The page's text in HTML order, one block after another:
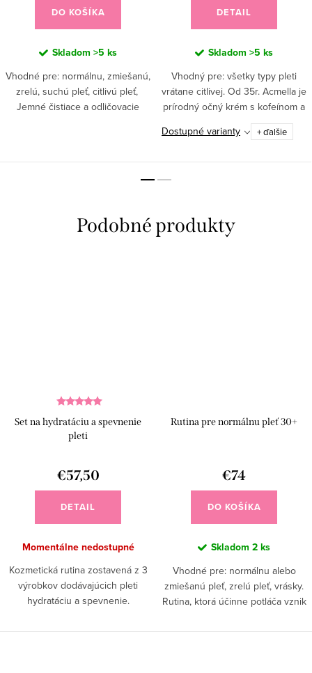
DO KOŠÍKA
Skladom >5 ks
Vhodné pre: normálnu, zmiešanú,
zrelú, suchú pleť, citlivú pleť,
Jemné čistiace a odličovacie
DETAIL
Skladom >5 ks
Vhodný pre: všetky typy pleti
vrátane citlivej. Od 35r. Acmella je
prírodný očný krém s kofeínom a
ceramidmi proti vráskam s
vyhladzujúcim a vypínacím
Dostupné varianty + ďalšie
Set na hydratáciu a spevnenie
pleti
€57,50
DETAIL
Momentálne nedostupné
Kozmetická rutina zostavená z 3
výrobkov dodávajúcich pleti
hydratáciu a spevnenie.
Rutina pre normálnu pleť 30+
€74
DO KOŠÍKA
Skladom 2 ks
Vhodné pre: normálnu alebo
zmiešanú pleť, zrelú pleť, vrásky.
Rutina, ktorá účinne potláča vznik